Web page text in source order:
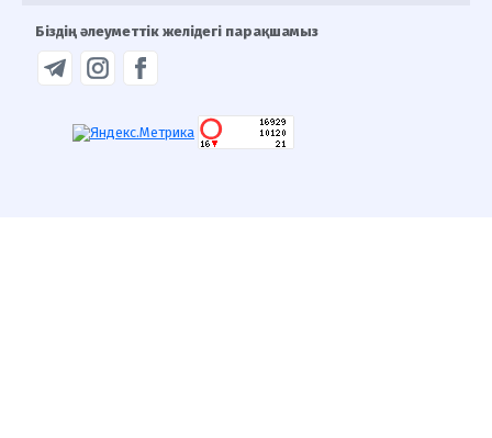
Біздің әлеуметтік желідегі парақшамыз